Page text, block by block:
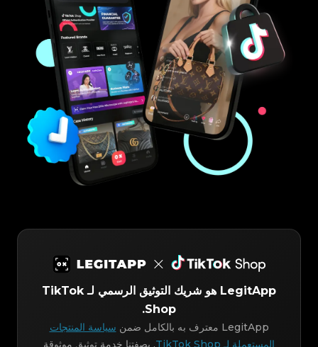
LegitApp هو شريك التوثيق الرسمي لـ TikTok
Shop.
LegitApp معترف به بالكامل ضمن
سياسة المنتجات
المستعملة لـ TikTok Shop
. بصفتنا خدمة توثيق موثوقة